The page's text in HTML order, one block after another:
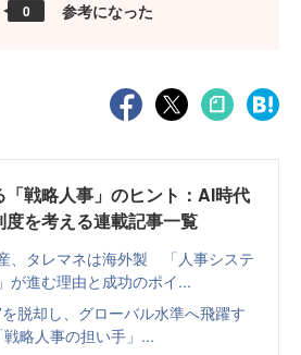
0 参考になった
戦略人事」のヒント：AI時代
を考える連載記事一覧
、タレマネは海外製 「人事システ
が進む理由と成功のポイ...
を脱却し、グローバル水準へ飛躍す
略人事の担い手」...